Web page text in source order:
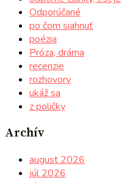
Odporúčané
po čom siahnuť
poézia
Próza, dráma
recenzie
rozhovory
ukáž sa
z poličky
Archív
august 2026
júl 2026